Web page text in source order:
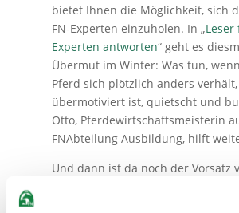
bietet Ihnen die Möglichkeit, sich
FN-Experten einzuholen. In „Leser
Experten antworten“ geht es
Übermut im Winter: Was tun,
Pferd sich plötzlich anders verhält,
übermotiviert ist, quietscht und
Otto, Pferdewirtschaftsmeisterin
FNAbteilung Ausbildung, hilft
Und dann ist da noch der Vorsatz
selbst mal wieder etwas Gutes zu
Auszeit zu nehmen, sich